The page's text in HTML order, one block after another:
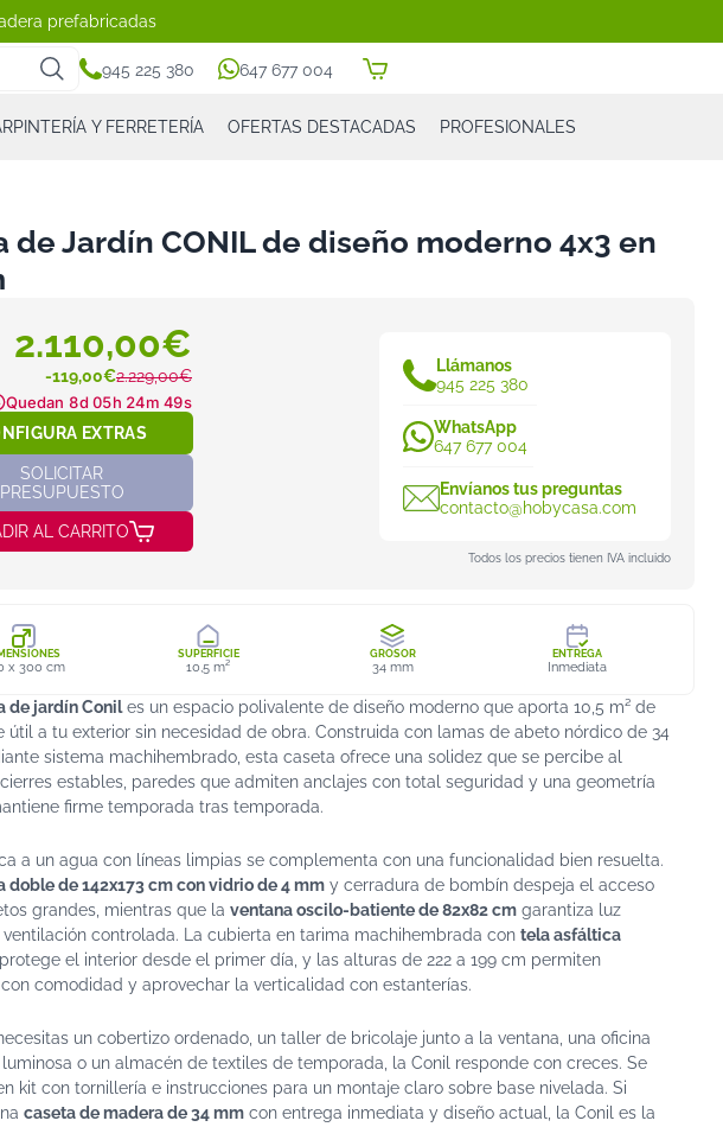
prefabricadas
945 225 380 647 677 004
Y FERRETERÍA OFERTAS DESTACADAS PROFESIONALES
de Jardín CONIL de diseño moderno 4x3 en
2.110,00€
-119,00€2.229,00€
Quedan 8d 05h 24m 47s
EXTRAS
SOLICITAR
PRESUPUESTO
AL CARRITO
Llámanos
945 225 380
WhatsApp
647 677 004
Envíanos tus preguntas
contacto@hobycasa.com
Todos los precios tienen IVA incluido
x 300 cm
SUPERFICIE
10,5 m²
GROSOR
34 mm
ENTREGA
Inmediata
de jardín Coniles un espacio polivalente de diseño moderno que aporta 10,5 m² de
útil a tu exterior sin necesidad de obra. Construida con lamas de abeto nórdico de 34
sistema machihembrado, esta caseta ofrece una solidez que se percibe al
estables, paredes que admiten anclajes con total seguridad y una geometría
firme temporada tras temporada.
a un agua con líneas limpias se complementa con una funcionalidad bien resuelta.
doble de 142x173 cm con vidrio de 4 mm y cerradura de bombín despeja el acceso
grandes, mientras que la ventana oscilo-batiente de 82x82 cm garantiza luz
controlada. La cubierta en tarima machihembrada con tela asfáltica
protege el interior desde el primer día, y las alturas de 222 a 199 cm permiten
comodidad y aprovechar la verticalidad con estanterías.
un cobertizo ordenado, un taller de bricolaje junto a la ventana, una oficina
o un almacén de textiles de temporada, la Conil responde con creces. Se
kit con tornillería e instrucciones para un montaje claro sobre base nivelada. Si
caseta de madera de 34 mm con entrega inmediata y diseño actual, la Conil es la